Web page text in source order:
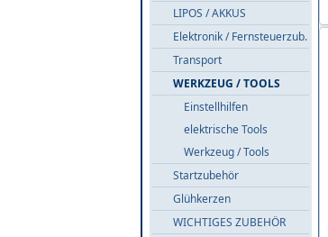
LIPOS / AKKUS
Elektronik / Fernsteuerzub.
Transport
WERKZEUG / TOOLS
Einstellhilfen
elektrische Tools
Werkzeug / Tools
Startzubehör
Glühkerzen
WICHTIGES ZUBEHÖR